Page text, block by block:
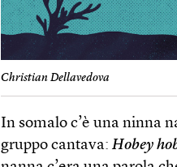
Christian Dellavedova
In somalo c’è una ninna
gruppo cantava: Hobey